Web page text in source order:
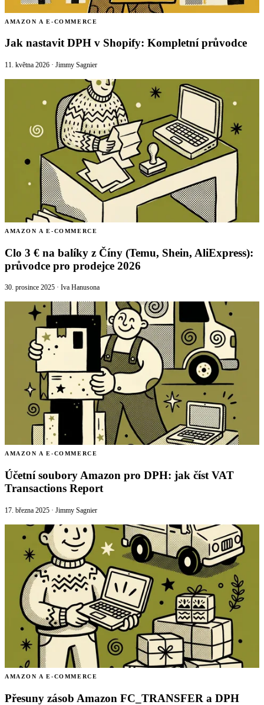
AMAZON A E-COMMERCE
Jak nastavit DPH v Shopify: Kompletní průvodce
11. května 2026 · Jimmy Sagnier
AMAZON A E-COMMERCE
Clo 3 € na balíky z Číny (Temu, Shein, AliExpress):
průvodce pro prodejce 2026
30. prosince 2025 · Iva Hanusona
AMAZON A E-COMMERCE
Účetní soubory Amazon pro DPH: jak číst VAT
Transactions Report
17. března 2025 · Jimmy Sagnier
AMAZON A E-COMMERCE
Přesuny zásob Amazon FC_TRANSFER a DPH